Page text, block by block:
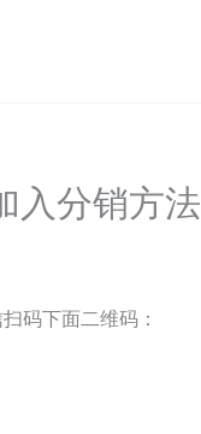
入分销方法
码下面二维码：